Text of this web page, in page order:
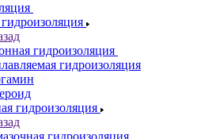
гидроизоляция
гидроизоляция
гидроизоляция
гидроизоляция